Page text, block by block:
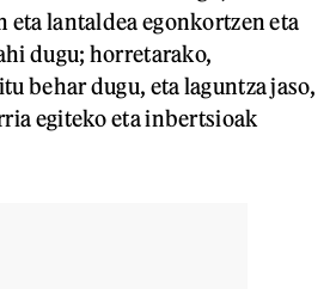
eta lantaldea egonkortzen eta
dugu; horretarako,
behar dugu, eta laguntza jaso,
egiteko eta inbertsioak